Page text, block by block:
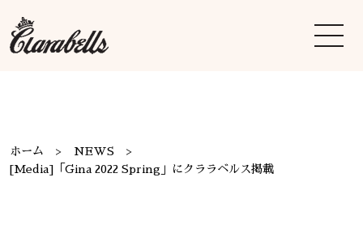
ホーム
NEWS
[Media]「Gina 2022 Spring」にクララベルス掲載